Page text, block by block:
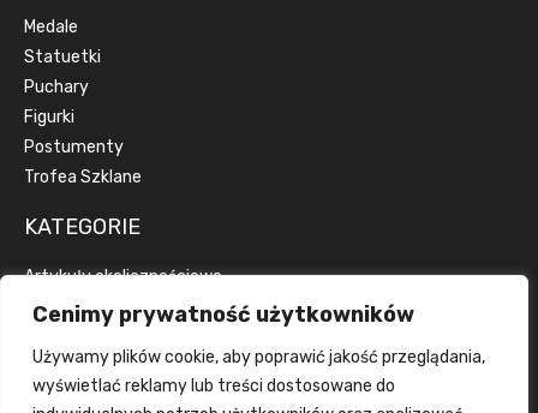
Cenimy prywatność użytkowników
Używamy plików cookie, aby poprawić jakość przeglądania,
wyświetlać reklamy lub treści dostosowane do
Medale
Statuetki
Puchary
Figurki
Postumenty
Trofea Szklane
KATEGORIE
Artykuły okolicznościowe
Artykuły reklamowe
Emblematy
Wstążki